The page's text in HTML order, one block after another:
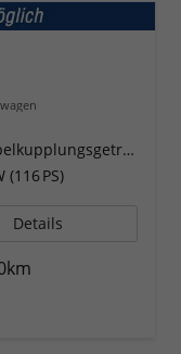
Doppelkupplungsgetriebe (DSG)
(116 PS)
Details